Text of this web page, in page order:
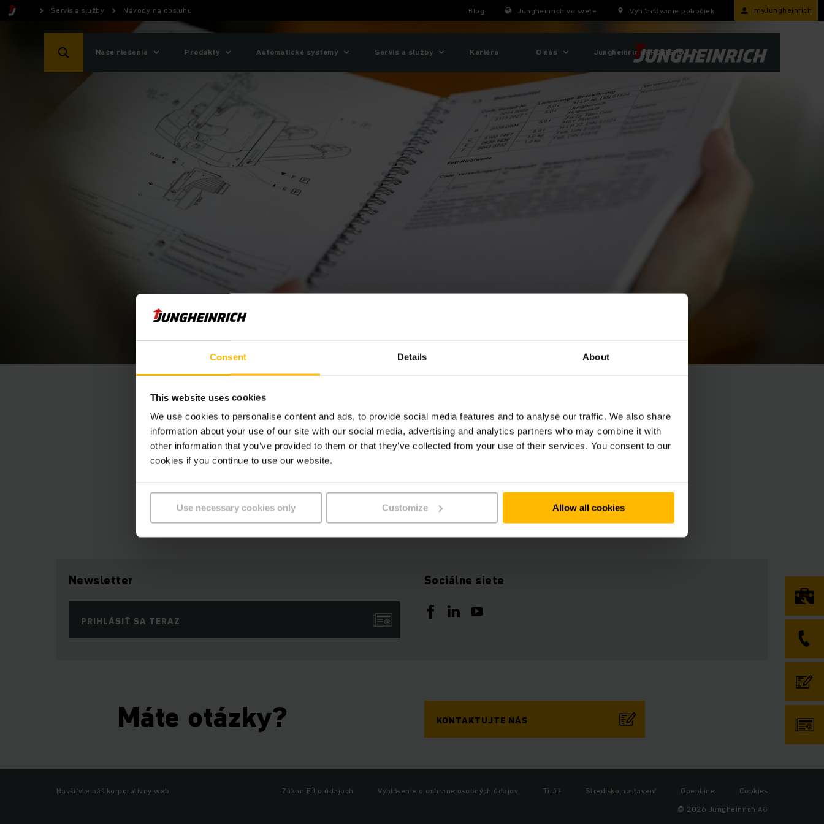
Consent Details About
This website uses cookies
We use cookies to personalise content and ads, to provide social media features and to analyse our traffic. We also share
information about your use of our site with our social media, advertising and analytics partners who may combine it with
other information that you’ve provided to them or that they’ve collected from your use of their services. You consent to our
cookies if you continue to use our website.
Use necessary cookies only Customize Allow all cookies
Servis a služby Návody na obsluhu Blog Jungheinrich vo svete Vyhľadávanie pobočiek myJungheinrich
Naše riešenia Produkty Automatické systémy Servis a služby Kariéra O nás Jungheinrich PROFISHOP
Návody na obsluhu
Hľadáte náhradné diely pre svoj výrobok Jungheinrich? Použite vyhľadávanie a nájdite správny tovar.
Newsletter
PRIHLÁSIŤ SA TERAZ
Sociálne siete
Máte otázky? KONTAKTUJTE NÁS
Navštívte náš korporatívny web Zákon EÚ o údajoch Vyhlásenie o ochrane osobných údajov Tiráž Stredisko nastavení OpenLine
Cookies
© 2026 Jungheinrich AG